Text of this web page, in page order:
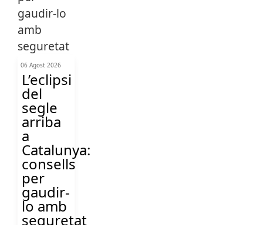
06 Agost 2026
L’eclipsi
del
segle
arriba
a
Catalunya:
consells
per
gaudir-
lo amb
seguretat